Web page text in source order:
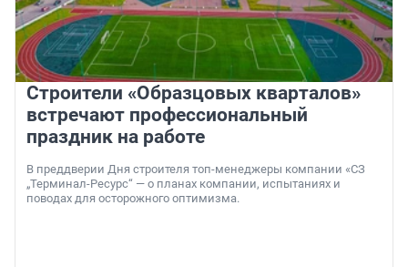
Строители «Образцовых кварталов»
встречают профессиональный
праздник на работе
В преддверии Дня строителя топ-менеджеры компании «СЗ
„Терминал-Ресурс“ — о планах компании, испытаниях и
поводах для осторожного оптимизма.